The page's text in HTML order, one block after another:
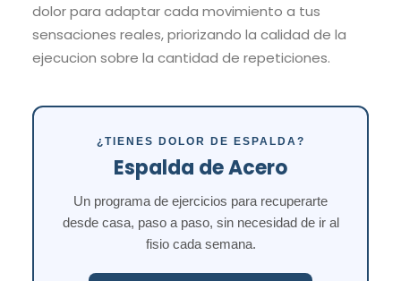
dolor para adaptar cada movimiento a tus
sensaciones reales, priorizando la calidad de la
ejecucion sobre la cantidad de repeticiones.
¿TIENES DOLOR DE ESPALDA?
Espalda de Acero
Un programa de ejercicios para recuperarte
desde casa, paso a paso, sin necesidad de ir al
fisio cada semana.